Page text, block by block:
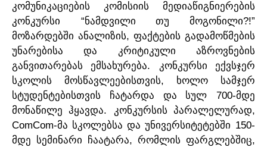
კომუნიკაციების კომისიის
მედიაწიგნიერების
კონკურსი “ნამდვილი თუ მოგონილი?!”
მოზარდებში ანალიზის,ფაქტების გადამოწმების
უნარებისა
და კრიტიკული
აზროვნების
განვითარებას
ემსახურება. კონკურსი
ექვსჯერ
სკოლის
მოსწავლეებისთვის, ხოლო
სამჯერ
სტუდენტებისთვის
ჩატარდა და სულ 700-მდე
მონაწილე ჰყავდა. კონკურსის პარალელურად,
ComCom-მა სკოლებსა და უნივერსიტეტებში 150-
მდე სემინარი ჩაატარა,რომლის ფარგლებშიც,